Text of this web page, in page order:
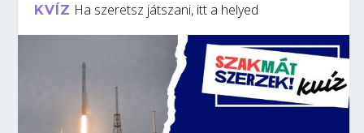
KVÍZ Ha szeretsz játszani, itt a helyed